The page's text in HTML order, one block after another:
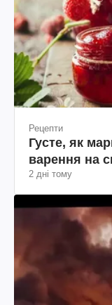
Рецепти
Густе, як
варення на
2 дні тому